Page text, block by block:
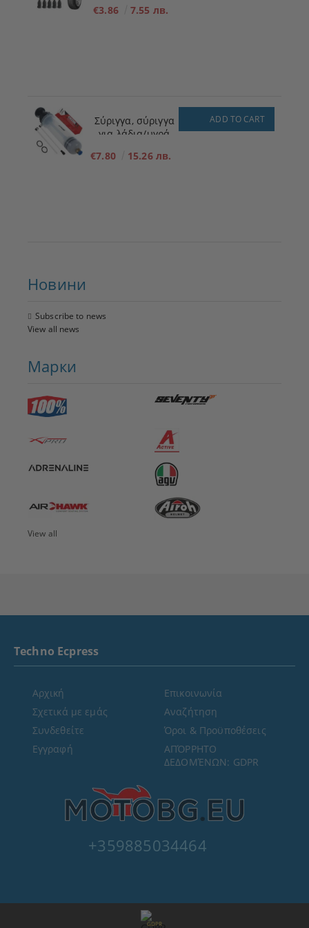
mm x 11,7 mm
€3.86 7.55 лв.
Σύριγγα, σύριγγα
για λάδια/υγρά
€7.80 15.26 лв.
ADD TO CART
Новини
Subscribe to news
View all news
Марки
View all
+359885034464
Techno Ecpress
Αρχική
Σχετικά με εμάς
Συνδεθείτε
Εγγραφή
Επικοινωνία
Αναζήτηση
Όροι & Προϋποθέσεις
ΑΠΌΡΡΗΤΟ
ΔΕΔΟΜΈΝΩΝ: GDPR
GDPR